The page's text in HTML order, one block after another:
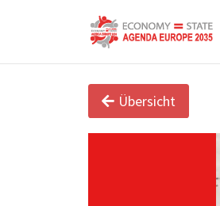
Übersicht